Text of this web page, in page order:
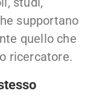
supportano
quello che
ricercatore.